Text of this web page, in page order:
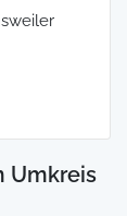
Umkreis